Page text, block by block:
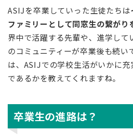
ASIJを卒業していった生徒たちは
ファミリーとして同窓生の繋がり
界中で活躍する先輩や、進学して
のコミュニティーが卒業後も続い
は、ASIJでの学校生活がいかに
であるかを教えてくれますね。
卒業生の進路は？